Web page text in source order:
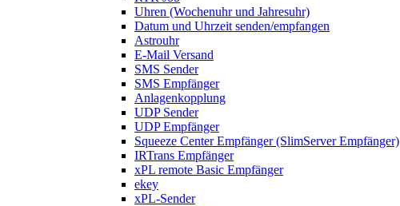
Uhren (Wochenuhr und Jahresuhr)
Datum und Uhrzeit senden/empfangen
Astrouhr
E-Mail Versand
SMS Sender
SMS Empfänger
Anlagenkopplung
UDP Sender
UDP Empfänger
Squeeze Center Empfänger (SlimServer Empfänger)
IRTrans Empfänger
xPL remote Basic Empfänger
ekey
xPL-Sender